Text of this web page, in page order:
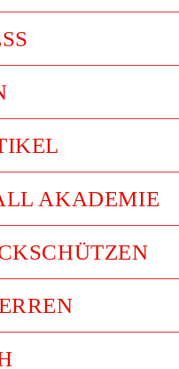
AKADEMIE